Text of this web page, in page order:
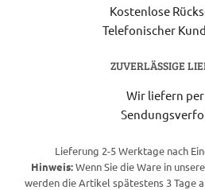
Kostenlose
Telefonischer
ZUVERLÄSSIGE
Wir liefern per
Lieferung 2-5 Werktage nach
Hinweis:Wenn Sie die Ware in
werden die Artikel spätestens 3 Tage